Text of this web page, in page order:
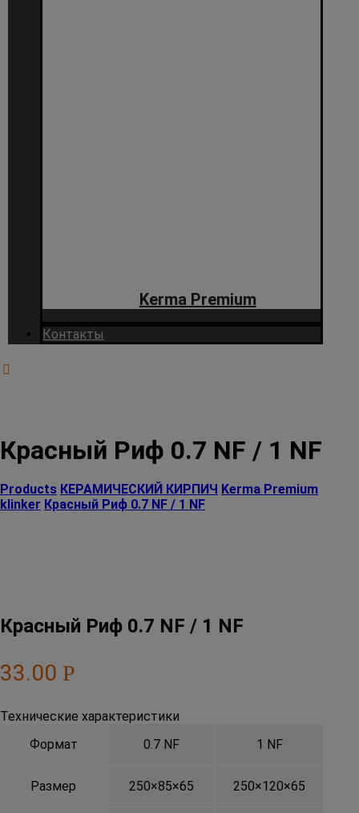
Kerma Premium
Контакты
Красный Риф 0.7 NF / 1 NF
Products КЕРАМИЧЕСКИЙ КИРПИЧ Kerma Premium
klinker Красный Риф 0.7 NF / 1 NF
Красный Риф 0.7 NF / 1 NF
33.00 Р
Технические характеристики
Формат
Размер
0.7 NF
250×85×65
1 NF
250×120×65